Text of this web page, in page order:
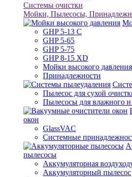
Системы очистки
Мойки, Пылесосы,
GHP 5-13 C
GHP 5-65
GHP 5-75
GHP 8-15 XD
Мойки высокого давления
Принадлежности
Пылесос для сухой
Пылесосы для влажного и
окон
GlassVAC
Системные
пылесосы
Аккумуляторная
Аккумуляторный пылесос